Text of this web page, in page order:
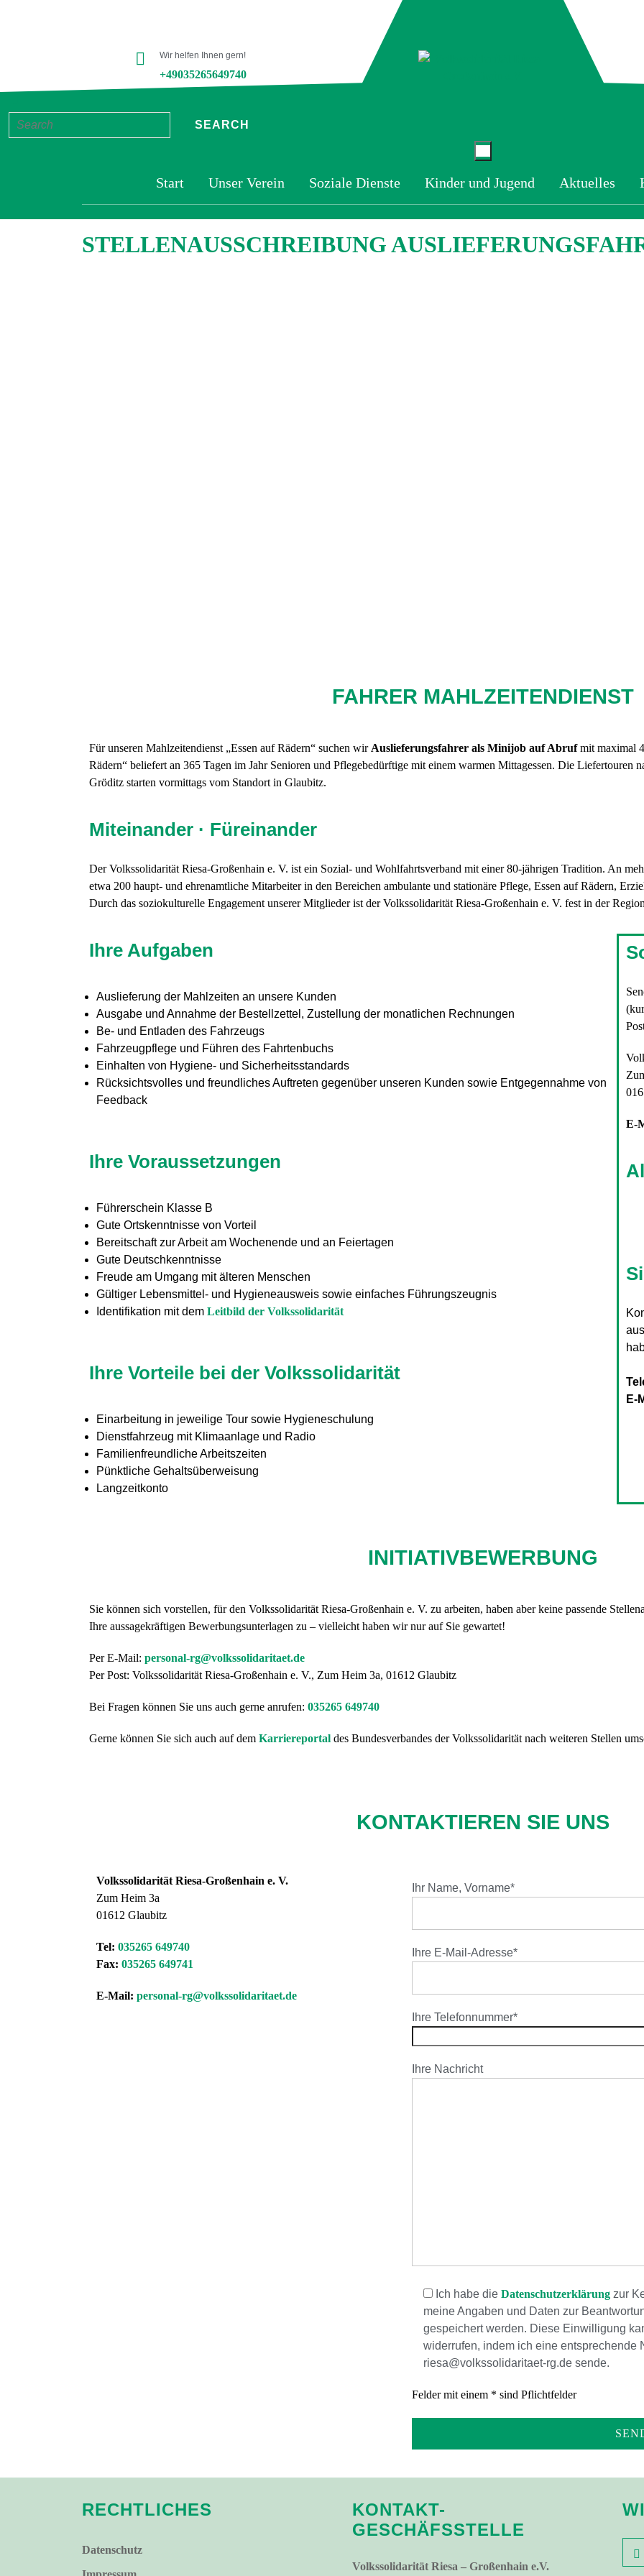
Wir helfen Ihnen gern!
+49035265649740
Start Unser Verein Soziale Dienste Kinder und Jugend Aktuelles
STELLENAUSSCHREIBUNG
FAHRER MAHLZEITENDIENST
Für unseren Mahlzeitendienst „Essen auf Rädern“ suchen wir Auslieferungsfahrer als Minijob auf Abrufmit maximal
Rädern“ beliefert an 365 Tagen im Jahr Senioren und Pflegebedürftige mit einem warmen Mittagessen. Die Liefertouren
Gröditz starten vormittags vom Standort in Glaubitz.
Miteinander · Füreinander
Der Volkssolidarität Riesa-Großenhain e. V. ist ein Sozial- und Wohlfahrtsverband mit einer 80-jährigen Tradition. An
etwa 200 haupt- und ehrenamtliche Mitarbeiter in den Bereichen ambulante und stationäre Pflege, Essen auf Rädern,
Durch das soziokulturelle Engagement unserer Mitglieder ist der Volkssolidarität Riesa-Großenhain e. V. fest in der
Ihre Aufgaben
Auslieferung der Mahlzeiten an unsere Kunden
Ausgabe und Annahme der Bestellzettel, Zustellung der monatlichen Rechnungen
Be- und Entladen des Fahrzeugs
Fahrzeugpflege und Führen des Fahrtenbuchs
Einhalten von Hygiene- und Sicherheitsstandards
Rücksichtsvolles und freundliches Auftreten gegenüber unseren Kunden sowie Entgegennahme von
Feedback
Ihre Voraussetzungen
Führerschein Klasse B
Gute Ortskenntnisse von Vorteil
Bereitschaft zur Arbeit am Wochenende und an Feiertagen
Gute Deutschkenntnisse
Freude am Umgang mit älteren Menschen
Gültiger Lebensmittel- und Hygieneausweis sowie einfaches Führungszeugnis
Identifikation mit dem Leitbild der Volkssolidarität
Ihre Vorteile bei der Volkssolidarität
Einarbeitung in jeweilige Tour sowie Hygieneschulung
Dienstfahrzeug mit Klimaanlage und Radio
Familienfreundliche Arbeitszeiten
Pünktliche Gehaltsüberweisung
Langzeitkonto
E-
E-
INITIATIVBEWERBUNG
Sie können sich vorstellen, für den Volkssolidarität Riesa-Großenhain e. V. zu arbeiten, haben aber keine passende
Ihre aussagekräftigen Bewerbungsunterlagen zu – vielleicht haben wir nur auf Sie gewartet!
Per E-Mail: personal-rg@volkssolidaritaet.de
Per Post: Volkssolidarität Riesa-Großenhain e. V., Zum Heim 3a, 01612 Glaubitz
Bei Fragen können Sie uns auch gerne anrufen: 035265 649740
Gerne können Sie sich auch auf dem Karriereportal des Bundesverbandes der Volkssolidarität nach weiteren Stellen
KONTAKTIEREN SIE UNS
Volkssolidarität Riesa-Großenhain e. V.
Zum Heim 3a
01612 Glaubitz
Tel: 035265 649740
Fax: 035265 649741
E-Mail: personal-rg@volkssolidaritaet.de
Ihr Name, Vorname*
Ihre E-Mail-Adresse*
Ihre Telefonnummer*
Ihre Nachricht
Ich habe dieDatenschutzerklärung zur
meine Angaben und Daten zur
gespeichert werden. Diese Einwilligung
widerrufen, indem ich eine entsprechende
riesa@volkssolidaritaet-rg.de sende.
Felder mit einem * sind Pflichtfelder
RECHTLICHES
Datenschutz
KONTAKT-
GESCHÄFSSTELLE
Volkssolidarität Riesa – Großenhain e.V.